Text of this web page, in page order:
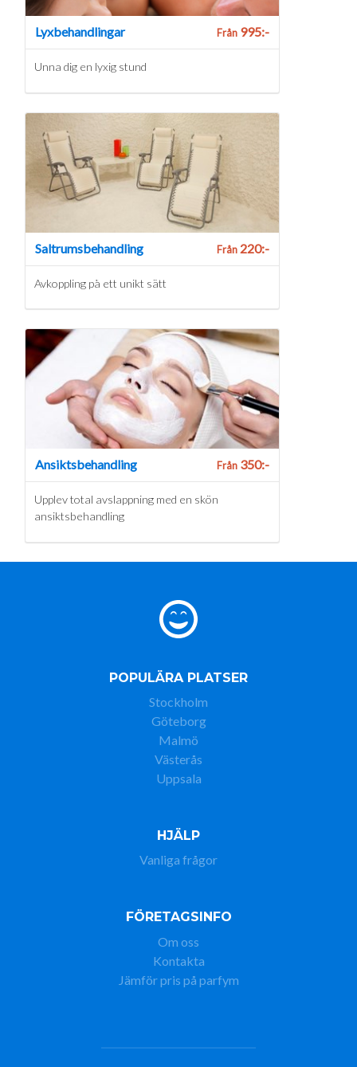
Lyxbehandlingar Från995:-
Unna dig en lyxig stund
Saltrumsbehandling Från220:-
Avkoppling på ett unikt sätt
Ansiktsbehandling Från350:-
Upplev total avslappning med en skön
ansiktsbehandling
POPULÄRA PLATSER
Stockholm
Göteborg
Malmö
Västerås
Uppsala
HJÄLP
Vanliga frågor
FÖRETAGSINFO
Om oss
Kontakta
Jämför pris på parfym